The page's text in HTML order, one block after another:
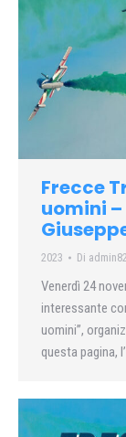
Frecce
uomini
2023 Di
Venerdì 24
interessante
uomini”,
questa pagina,